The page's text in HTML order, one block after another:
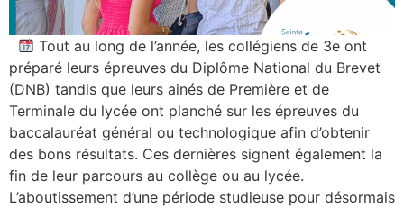
Tout au long de l’année, les collégiens de 3e ont
préparé leurs épreuves du Diplôme National du Brevet
(DNB) tandis que leurs ainés de Première et de
Terminale du lycée ont planché sur les épreuves du
baccalauréat général ou technologique afin d’obtenir
des bons résultats. Ces dernières signent également la
fin de leur parcours au collège ou au lycée.
L’aboutissement d’une période studieuse pour désormais